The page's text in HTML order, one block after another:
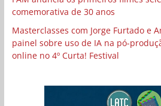
comemorativa de 30 anos
Masterclasses com Jorge Furtado e
painel sobre uso de IA na pó-
online no 4º Curta! Festival